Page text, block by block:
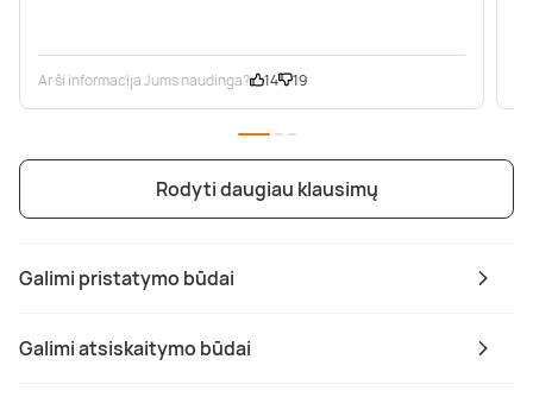
Galimi pristatymo būdai
Galimi atsiskaitymo būdai
Ar ši informacija Jums naudinga? 14 19
Rodyti daugiau klausimų